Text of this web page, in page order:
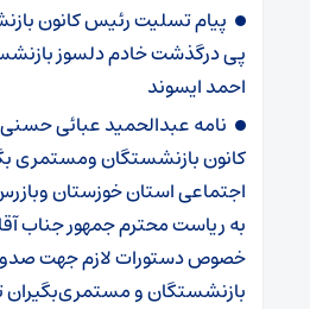
پیام تسلیت رئیس کانون
پی درگذشت خادم دلسوز
احمد ایسوند
نامه عبدالحمید عبائی
کانون بازنشستگان ومستمری
اجتماعی استان خوزستان
به ریاست محترم جمهور جناب
خصوص دستورات لازم جهت
بازنشستگان و مستمری‌بگیران